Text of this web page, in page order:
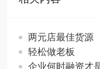
两元店最佳货源
轻松做老板
企业何时融资才